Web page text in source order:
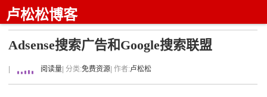
卢松松博客
Adsense搜索广告和Google搜索联盟
阅读量 | 分类:免费资源 | 作者:卢松松